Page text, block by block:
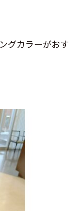
グカラーがおす